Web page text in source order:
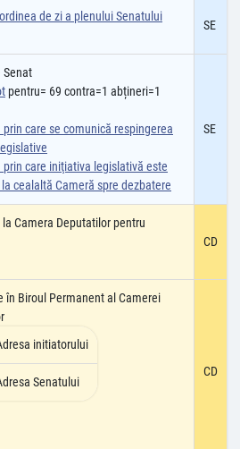
de zi a plenului Senatului
SE
pentru= 69 contra=1 abțineri=1
prin care se comunică respingerea
prin care iniţiativa legislativă este
cealaltă Cameră spre dezbatere
SE
Camera Deputatilor pentru
CD
în Biroul Permanent al Camerei
initiatorului
Senatului
CD